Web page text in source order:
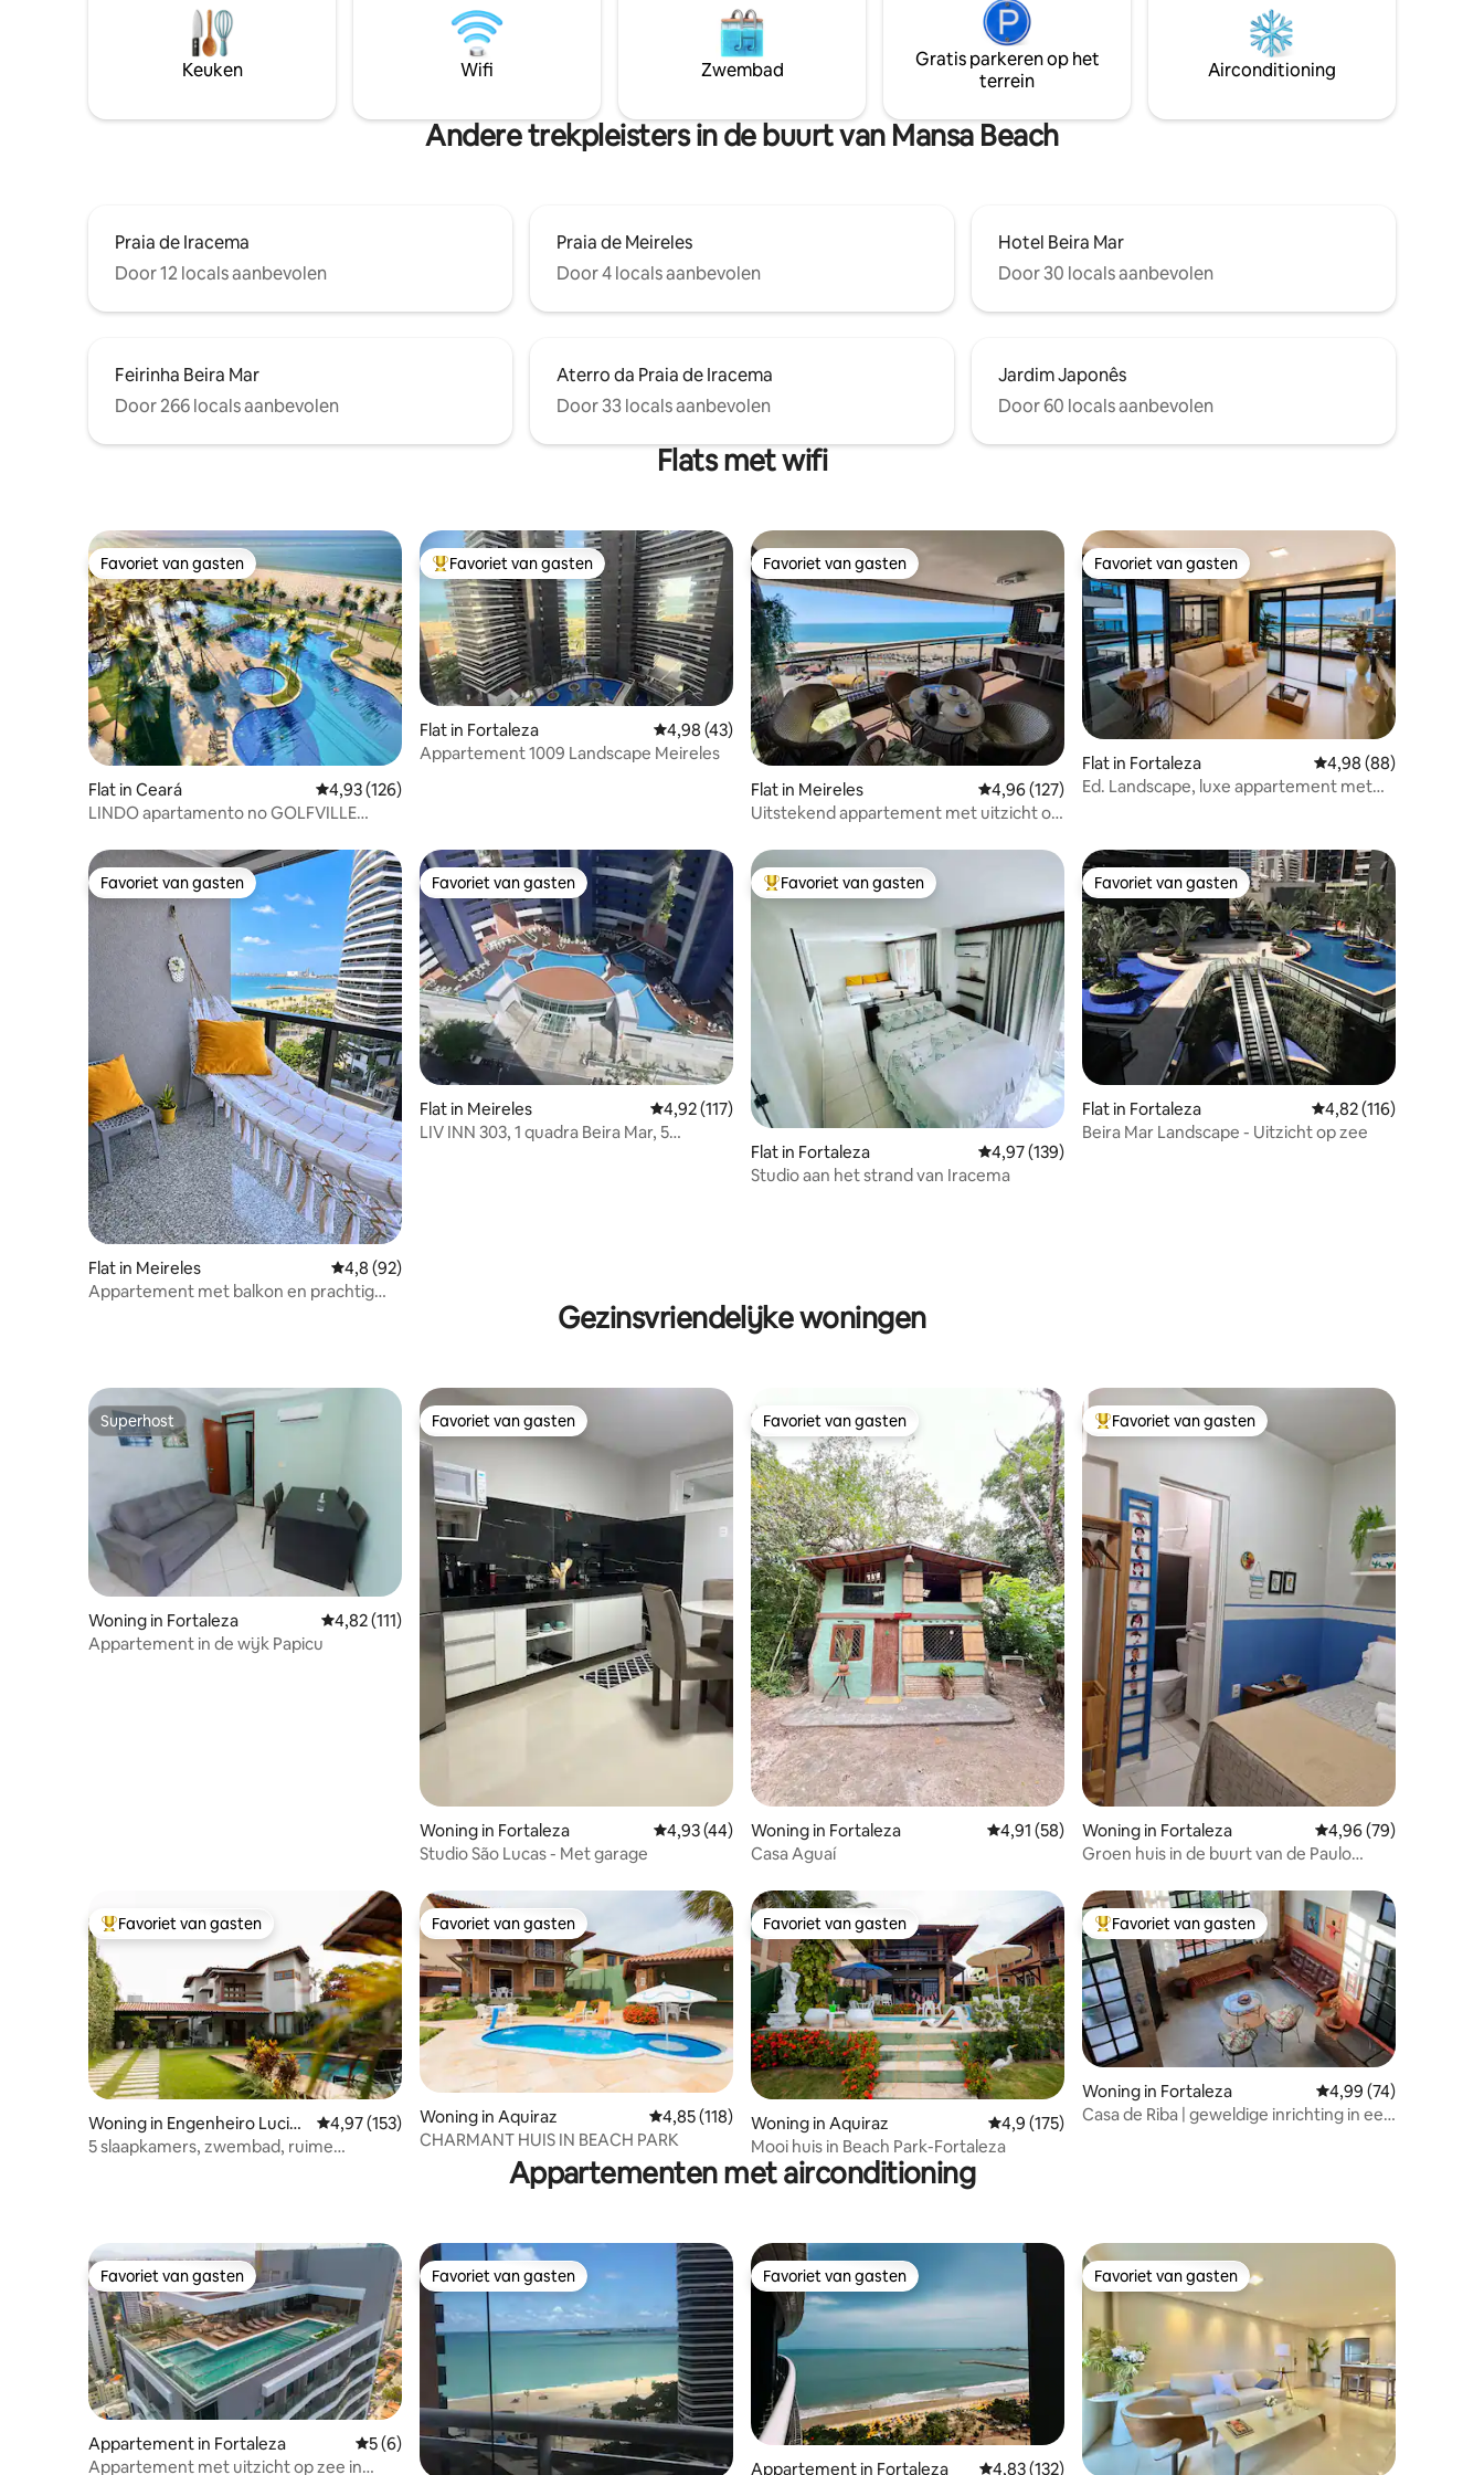
ALLE KAMERS EN IN DE WOONKAMER.
➡️alugue_por_season_fortaleza
serveert van ontbijt tot diner , een markt
voor service en een andere minimarkt 24
uur per dag . Kom en breng geweldige
dagen door in het Landscape
de suite en woonkamer, volledige
keuken, woonkamer met slaapbank,
twee slaapkamers (1 suite), twee
volledige badkamers, in de meest
Volledige en uitgeruste keuken: Alles is
ontworpen om je je thuis te laten voelen
en te genieten van ongelooflijke dagen
aan zee. 🌊
Keuken Wifi Zwembad
Gratis parkeren op het
terrein
Airconditioning
Andere trekpleisters in de buurt van Mansa Beach
Praia de Iracema
Door 12 locals aanbevolen
Praia de Meireles
Door 4 locals aanbevolen
Hotel Beira Mar
Door 30 locals aanbevolen
Feirinha Beira Mar
Door 266 locals aanbevolen
Aterro da Praia de Iracema
Door 33 locals aanbevolen
Jardim Japonês
Door 60 locals aanbevolen
Flats met wifi
Favoriet van gasten
Favoriet van gasten
Flat in Ceará Gemiddelde beoordeling van 4,93 op 5, 126 recensies
4,93 (126)
LINDO apartamento no GOLFVILLE
Topfavoriet van gasten
Favoriet van gasten
Flat in Fortaleza Gemiddelde beoordeling van 4,98 op 5, 43 recensies
4,98 (43)
Appartement 1009 Landscape Meireles
Favoriet van gasten
Favoriet van gasten
Flat in Meireles Gemiddelde beoordeling van 4,96 op 5, 127 recensies
4,96 (127)
Uitstekend appartement met uitzicht op
Favoriet van gasten
Favoriet van gasten
Flat in Fortaleza Gemiddelde
4,98 (88)
Ed. Landscape, luxe appartement met
Favoriet van gasten
Favoriet van gasten
Flat in Meireles Gemiddelde beoordeling van 4,8 op 5, 92 recensies
4,8 (92)
Appartement met balkon en prachtig
Favoriet van gasten
Favoriet van gasten
Flat in Meireles Gemiddelde beoordeling van 4,92 op 5, 117 recensies
4,92 (117)
LIV INN 303, 1 quadra Beira Mar, 5
Topfavoriet van gasten
Favoriet van gasten
Flat in Fortaleza Gemiddelde beoordeling van 4,97 op 5, 139 recensies
4,97 (139)
Studio aan het strand van Iracema
Favoriet van gasten
Favoriet van gasten
Flat in Fortaleza Gemiddelde
4,82 (116)
Beira Mar Landscape - Uitzicht op zee
Gezinsvriendelijke woningen
Superhost
Superhost
Woning in Fortaleza Gemiddelde beoordeling van 4,82 op 5, 111 recensies
4,82 (111)
Appartement in de wijk Papicu
Favoriet van gasten
Favoriet van gasten
Woning in Fortaleza Gemiddelde beoordeling van 4,93 op 5, 44 recensies
4,93 (44)
Studio São Lucas - Met garage
Favoriet van gasten
Favoriet van gasten
Woning in Fortaleza Gemiddelde beoordeling van 4,91 op 5, 58 recensies
4,91 (58)
Casa Aguaí
Topfavoriet van gasten
Favoriet van gasten
Woning in Fortaleza Gemiddelde
4,96 (79)
Groen huis in de buurt van de Paulo
Topfavoriet van gasten
Favoriet van gasten
Woning in Engenheiro Lucian
o Cavalcante
Gemiddelde beoordeling van 4,97 op 5, 153 recensies
4,97 (153)
5 slaapkamers, zwembad, ruime
Favoriet van gasten
Favoriet van gasten
Woning in Aquiraz Gemiddelde beoordeling van 4,85 op 5, 118 recensies
4,85 (118)
CHARMANT HUIS IN BEACH PARK
Favoriet van gasten
Favoriet van gasten
Woning in Aquiraz Gemiddelde beoordeling van 4,9 op 5, 175 recensies
4,9 (175)
Mooi huis in Beach Park-Fortaleza
Topfavoriet van gasten
Favoriet van gasten
Woning in Fortaleza Gemiddelde
4,99 (74)
Casa de Riba | geweldige inrichting in een
Appartementen met airconditioning
Favoriet van gasten
Favoriet van gasten
Appartement in Fortaleza Gemiddelde beoordeling van 5 op 5, 6 recensies
5 (6)
Appartement met uitzicht op zee in
Favoriet van gasten
Favoriet van gasten Favoriet van gasten
Favoriet van gasten
Appartement in Fortaleza Gemiddelde beoordeling van 4,83 op 5, 132 recensies
4,83 (132)
Favoriet van gasten
Favoriet van gasten